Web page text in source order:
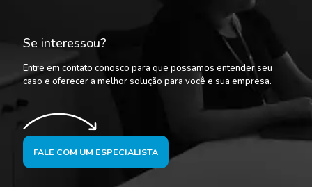
Se interessou?
Entre em contato conosco para que possamos entender seu
caso e oferecer a melhor solução para você e sua empresa.
FALE COM UM ESPECIALISTA